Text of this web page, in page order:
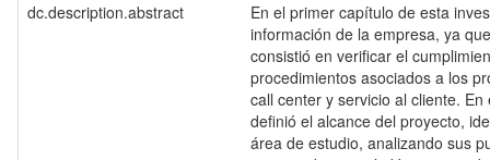
dc.description.abstract
En el primer capítulo de esta
información de la empresa, ya
consistió en verificar el
procedimientos asociados a los
call center y servicio al cliente.
definió el alcance del proyecto,
área de estudio, analizando sus